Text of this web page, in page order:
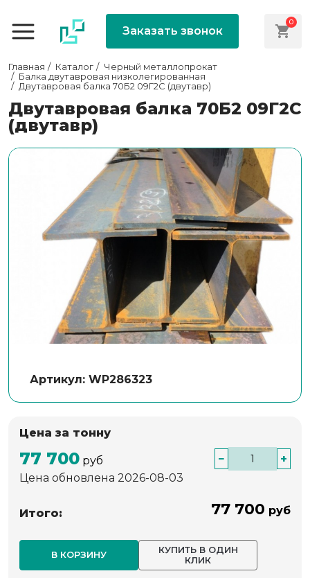
Заказать звонок
0
Главная Каталог
Черный металлопрокат
Балка двутавровая низколегированная
Двутавровая балка 70Б2 09Г2С (двутавр)
Двутавровая балка 70Б2 09Г2С
(двутавр)
Артикул: WP286323
Цена за тонну
77 700 руб −
+
Цена обновлена 2026-08-03
Итого: 77 700 руб
В КОРЗИНУ
КУПИТЬ В ОДИН
КЛИК